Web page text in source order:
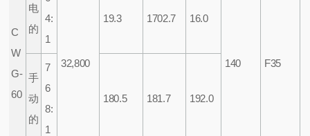
C
W
G-
60
电
的
4:
1
32,800
19.3 1702.7 16.0
140
F35
手
动
的
7
6
8:
1
180.5 181.7 192.0